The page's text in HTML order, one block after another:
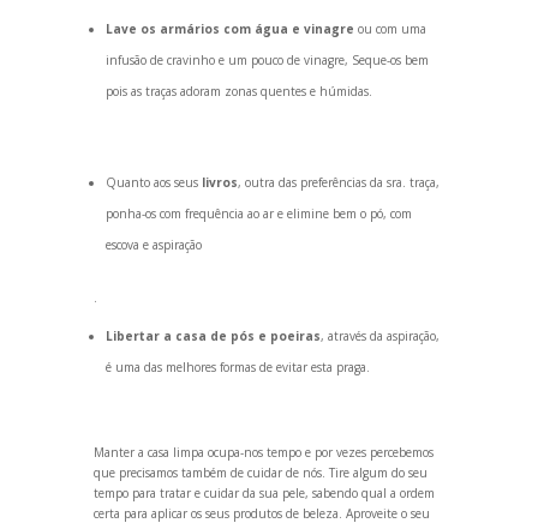
Lave os armários com água e vinagre ou com uma
infusão de cravinho e um pouco de vinagre, Seque-os bem
pois as traças adoram zonas quentes e húmidas.
Quanto aos seus livros, outra das preferências da sra. traça,
ponha-os com frequência ao ar e elimine bem o pó, com
escova e aspiração
Libertar a casa de pós e poeiras, através da aspiração,
é uma das melhores formas de evitar esta praga.
Manter a casa limpa ocupa-nos tempo e por vezes percebemos
que precisamos também de cuidar de nós. Tire algum do seu
tempo para tratar e cuidar da sua pele, sabendo qual a ordem
certa para aplicar os seus produtos de beleza . Aproveite o seu